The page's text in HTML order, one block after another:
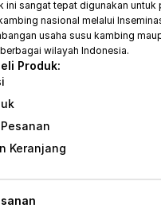
ini sangat tepat digunakan untuk
nasional melalui
usaha susu kambing
wilayah Indonesia.
Produk:
Keranjang